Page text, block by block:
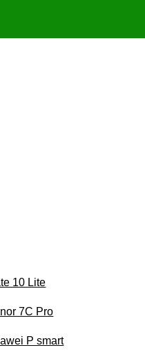
10 Lite
7C Pro
P smart